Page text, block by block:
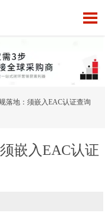

落地：须嵌入EAC认证查询
嵌入EAC认证